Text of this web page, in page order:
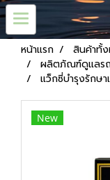
หน้าแรก สินค้าทั้
ผลิตภัณฑ์ดูแลร
แว็กซี่บำรุงรักษ
New